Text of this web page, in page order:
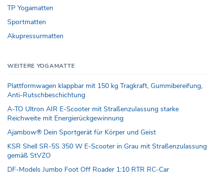
TP Yogamatten
Sportmatten
Akupressurmatten
WEITERE YOGAMATTE
Plattformwagen klappbar mit 150 kg Tragkraft, Gummibereifung,
Anti-Rutschbeschichtung
A-TO Ultron AIR E-Scooter mit Straßenzulassung starke
Reichweite mit Energierückgewinnung
Ajambow® Dein Sportgerät für Körper und Geist
KSR Shell SR-5S 350 W E-Scooter in Grau mit Straßenzulassung
gemäß StVZO
DF-Models Jumbo Foot Off Roader 1:10 RTR RC-Car